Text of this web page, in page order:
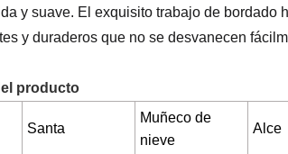
y suave. El exquisito trabajo de bordado
y duraderos que no se desvanecen
producto
Santa
Muñeco de
nieve
Alce